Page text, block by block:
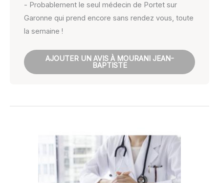
- Probablement le seul médecin de Portet sur
Garonne qui prend encore sans rendez vous, toute
la semaine !
AJOUTER UN AVIS À MOURANI JEAN-
BAPTISTE